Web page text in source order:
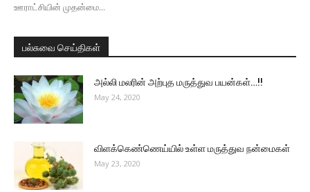
ஊராட்சியின் முதன்மை...
பல்சுவை செய்திகள்
அல்லி மலரின் அற்புத மருத்துவ பயன்கள்…!!
May 24, 2020
விளக்கெண்ணெய்யில் உள்ள மருத்துவ நன்மைகள்
May 23, 2020